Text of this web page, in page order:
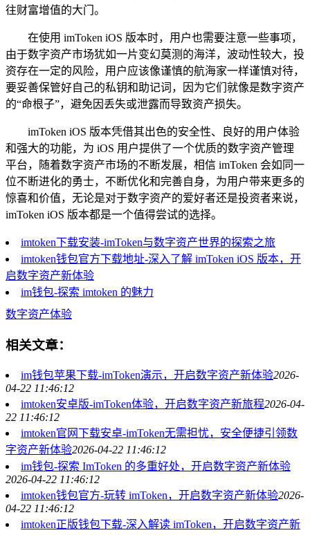
往财富增值的大门。
在使用 imToken iOS 版本时，用户也需要注意一些事项，
由于数字资产市场犹如一片变幻莫测的海洋，波动性较大，投
资存在一定的风险，用户应该像谨慎的航海家一样谨慎对待，
要妥善保管好自己的私钥和助记词，因为它们就像是数字资产
的“命根子”，避免因丢失或泄露而导致资产损失。
imToken iOS 版本凭借其出色的安全性、良好的用户体验
和强大的功能，为 iOS 用户提供了一个优质的数字资产管理
平台，随着数字资产市场的不断发展，相信 imToken 会如同一
位不断进化的勇士，不断优化和完善自身，为用户带来更多的
惊喜和价值，无论是对于数字资产的爱好者还是投资者来说，
imToken iOS 版本都是一个值得尝试的选择。
imtoken下载安装-imToken与数字资产世界的探索之旅
imtoken钱包官方下载地址-深入了解 imToken iOS 版本，开
启数字资产新体验
im钱包-探索 imtoken 的魅力
数字资产体验
相关文章：
im钱包苹果下载-imToken演示，开启数字资产新体验2026-
04-22 11:46:12
imtoken安卓版-imToken体验，开启数字资产新旅程2026-04-
22 11:46:12
imtoken官网下载安卓-imToken无需担忧，安全便捷引领数
字资产新体验2026-04-22 11:46:12
im钱包-探索 ImToken 的多重好处，开启数字资产新体验
2026-04-22 11:46:12
imtoken钱包官方-玩转 imToken，开启数字资产新体验2026-
04-22 11:46:12
imtoken正版钱包下载-深入解读 imToken，开启数字资产新